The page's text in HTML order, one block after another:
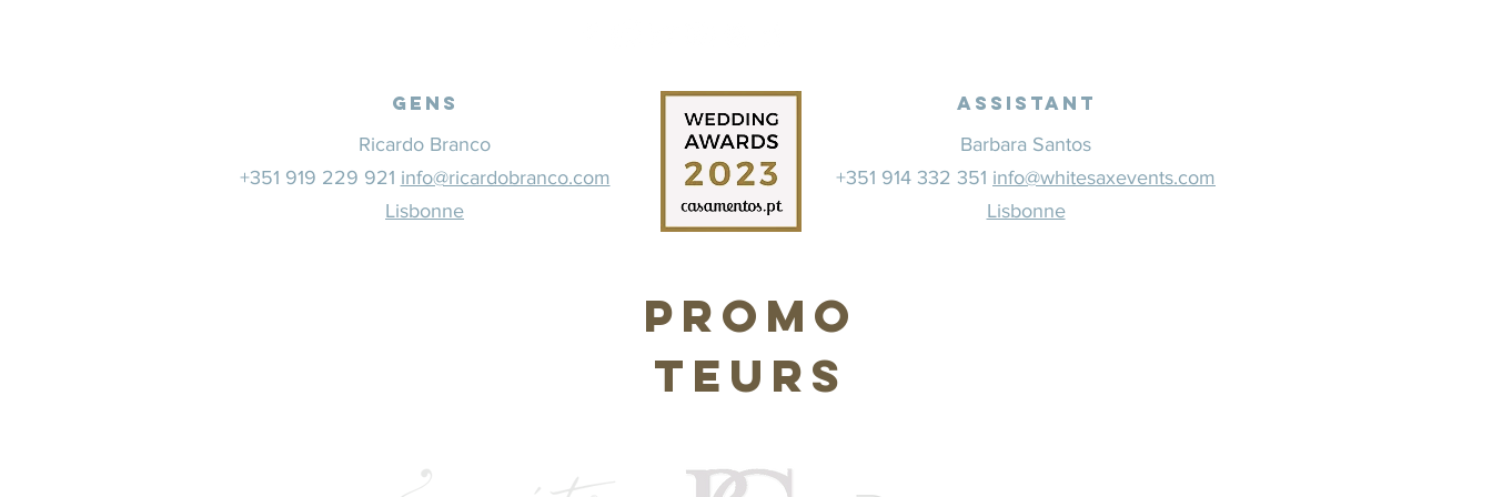
Gens
Ricardo Branco
+351 919 229 921 info@ricardobranco.com
Lisbonne
Assistant
Barbara Santos
+351 914 332 351 info@whitesaxevents.com
Lisbonne
Promo
teurs